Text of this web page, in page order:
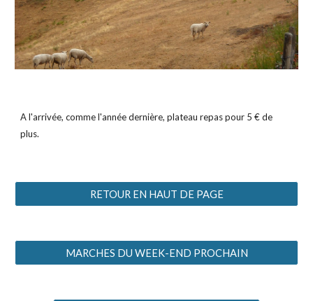
A l'arrivée, comme l'année dernière, plateau repas pour 5 € de
plus.
RETOUR EN HAUT DE PAGE
MARCHES DU WEEK-END PROCHAIN